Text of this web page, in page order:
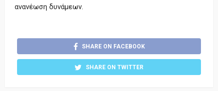
ανανέωση δυνάμεων.
SHARE ON FACEBOOK
SHARE ON TWITTER